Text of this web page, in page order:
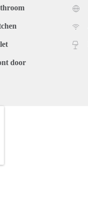
door